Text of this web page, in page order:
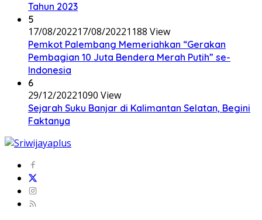
Tahun 2023
5
17/08/202217/08/20221188 View
Pemkot Palembang Memeriahkan “Gerakan
Pembagian 10 Juta Bendera Merah Putih” se-
Indonesia
6
29/12/20221090 View
Sejarah Suku Banjar di Kalimantan Selatan, Begini
Faktanya